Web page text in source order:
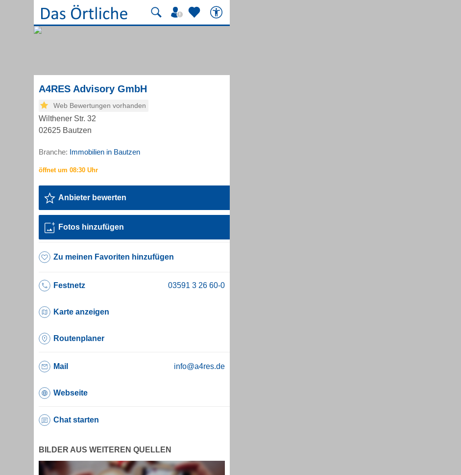
A4RES Advisory GmbH
Web Bewertungen vorhanden
Wilthener Str. 32
02625 Bautzen
Branche: Immobilien in Bautzen
Anbieter bewerten
Fotos hinzufügen
Zu meinen Favoriten hinzufügen
Festnetz
Karte anzeigen
Routenplaner
Mail info@a4res.de
Webseite
Chat starten
BILDER AUS WEITEREN QUELLEN